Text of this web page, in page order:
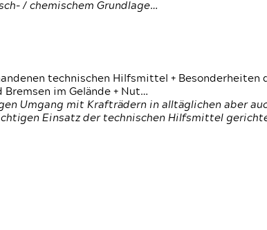
/ chemischem Grundlage…
technischen Hilfsmittel + Besonderheiten
im Gelände + Nut…
Umgang mit Krafträdern in alltäglichen aber
Einsatz der technischen Hilfsmittel